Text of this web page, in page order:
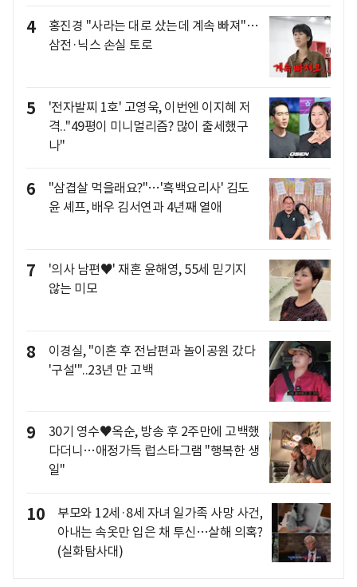
4
홍진경 "사라는 대로 샀는데 계속 빠져"…
삼전·닉스 손실 토로
5
'전자발찌 1호' 고영욱, 이번엔 이지혜 저
격.."49평이 미니멀리즘? 많이 출세했구
나"
6
"삼겹살 먹을래요?"…'흑백요리사' 김도
윤 셰프, 배우 김서연과 4년째 열애
7
'의사 남편♥' 재혼 윤해영, 55세 믿기지
않는 미모
8
이경실, "이혼 후 전남편과 놀이공원 갔다
'구설'"..23년 만 고백
9
30기 영수♥옥순, 방송 후 2주만에 고백했
다더니…애정가득 럽스타그램 "행복한 생
일"
10
부모와 12세·8세 자녀 일가족 사망 사건,
아내는 속옷만 입은 채 투신…살해 의혹?
(실화탐사대)